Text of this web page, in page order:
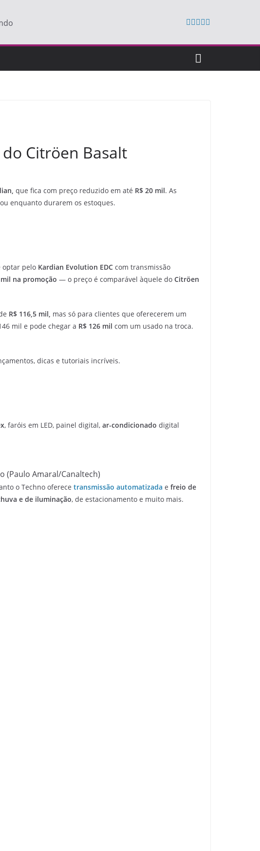
Citröen Basalt
que fica com preço reduzido em até R$ 20 mil. As
ou enquanto durarem os estoques.
optar pelo Kardian Evolution EDC com transmissão
mil na promoção — o preço é comparável àquele do Citröen
R$ 116,5 mil, mas só para clientes que oferecerem um
mil e pode chegar a R$ 126 mil com um usado na troca.
dicas e tutoriais incríveis.
, faróis em LED, painel digital, ar-condicionado digital
(Paulo Amaral/Canaltech)
o Techno oferece transmissão automatizada e freio de
e de iluminação, de estacionamento e muito mais.